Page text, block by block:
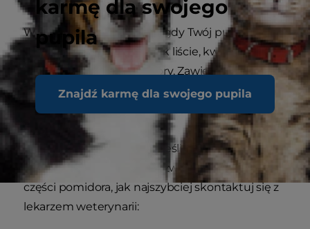
karmę dla swojego
pupila
Znajdź karmę dla swojego pupila
Wątpliwości pojawiają się, gdy Twój pupil zjada
inne części rośliny, takie jak liście, kwiaty, pnącza,
łodygi lub zielone pomidory. Zawierają one
tomatynę – substancję chemiczną, która po
spożyciu może wywołać u psa chorobę.
Kennel Clubostrzega, że jeśli zauważysz objawy
zatrucia po tym, jak Twoje zwierzę zje zielone
części pomidora, jak najszybciej skontaktuj się z
lekarzem weterynarii: